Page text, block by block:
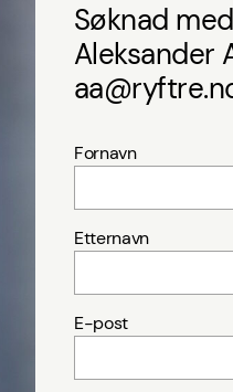
Søknad
Aleksander
Fornavn
Etternavn
E-post